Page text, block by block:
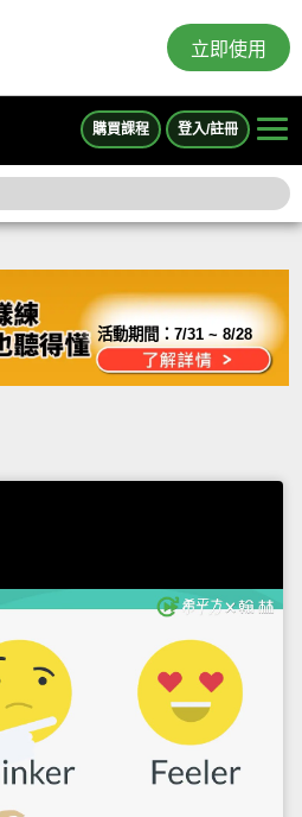
立即使用
購買課程 登入/註冊
活動期間：7/31 ~ 8/28